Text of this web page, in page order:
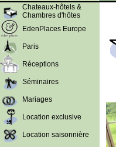
Chateaux-hôtels &
Chambres d'hôtes
EdenPlaces Europe
Paris
Réceptions
Séminaires
Mariages
Location exclusive
Location saisonnière